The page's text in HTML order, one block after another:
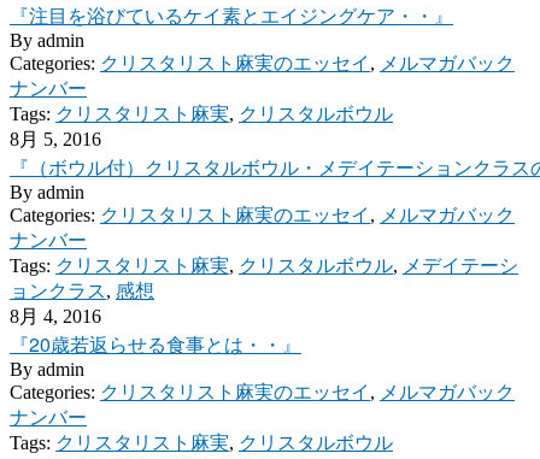
『注目を浴びているケイ素とエイジングケア・・』
By admin
Categories: クリスタリスト麻実のエッセイ , メルマガバック
ナンバー
Tags: クリスタリスト麻実, クリスタルボウル
8月 5, 2016
『（ボウル付）クリスタルボウル・メデイテーションクラス
By admin
Categories: クリスタリスト麻実のエッセイ , メルマガバック
ナンバー
Tags: クリスタリスト麻実, クリスタルボウル, メデイテーシ
ョンクラス, 感想
8月 4, 2016
『20歳若返らせる食事とは・・』
By admin
Categories: クリスタリスト麻実のエッセイ , メルマガバック
ナンバー
Tags: クリスタリスト麻実, クリスタルボウル